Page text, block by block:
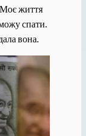
Моє життя
спати.
вона.